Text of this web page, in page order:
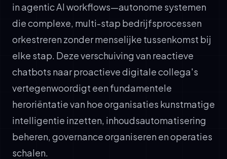
in agentic AI workflows—autonome systemen
die complexe, multi-stap bedrijfsprocessen
orkestreren zonder menselijke tussenkomst bij
elke stap. Deze verschuiving van reactieve
chatbots naar proactieve digitale collega's
vertegenwoordigt een fundamentele
heroriëntatie van hoe organisaties kunstmatige
intelligentie inzetten, inhoudsautomatisering
beheren, governance organiseren en operaties
schalen.